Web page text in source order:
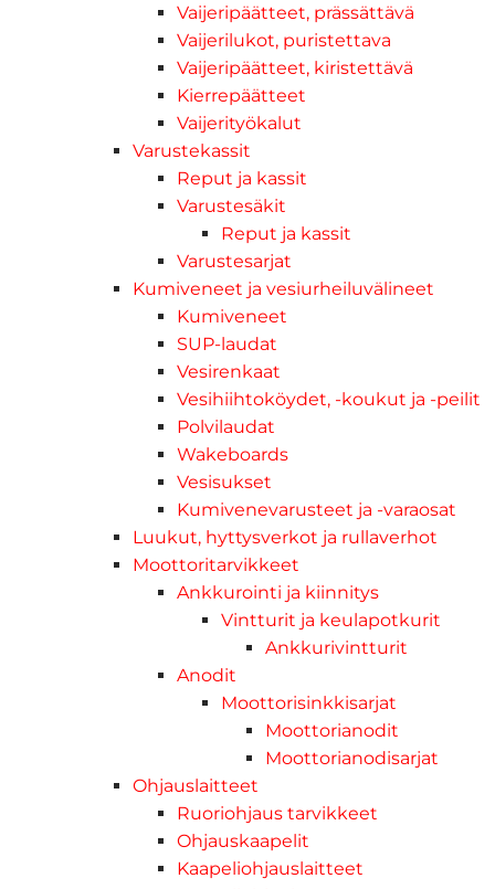
Vaijeripäätteet, prässättävä
Vaijerilukot, puristettava
Vaijeripäätteet, kiristettävä
Kierrepäätteet
Vaijerityökalut
Varustekassit
Reput ja kassit
Varustesäkit
Reput ja kassit
Varustesarjat
Kumiveneet ja vesiurheiluvälineet
Kumiveneet
SUP-laudat
Vesirenkaat
Vesihiihtoköydet, -koukut ja -peilit
Polvilaudat
Wakeboards
Vesisukset
Kumivenevarusteet ja -varaosat
Luukut, hyttysverkot ja rullaverhot
Moottoritarvikkeet
Ankkurointi ja kiinnitys
Vintturit ja keulapotkurit
Ankkurivintturit
Anodit
Moottorisinkkisarjat
Moottorianodit
Moottorianodisarjat
Ohjauslaitteet
Ruoriohjaus tarvikkeet
Ohjauskaapelit
Kaapeliohjauslaitteet